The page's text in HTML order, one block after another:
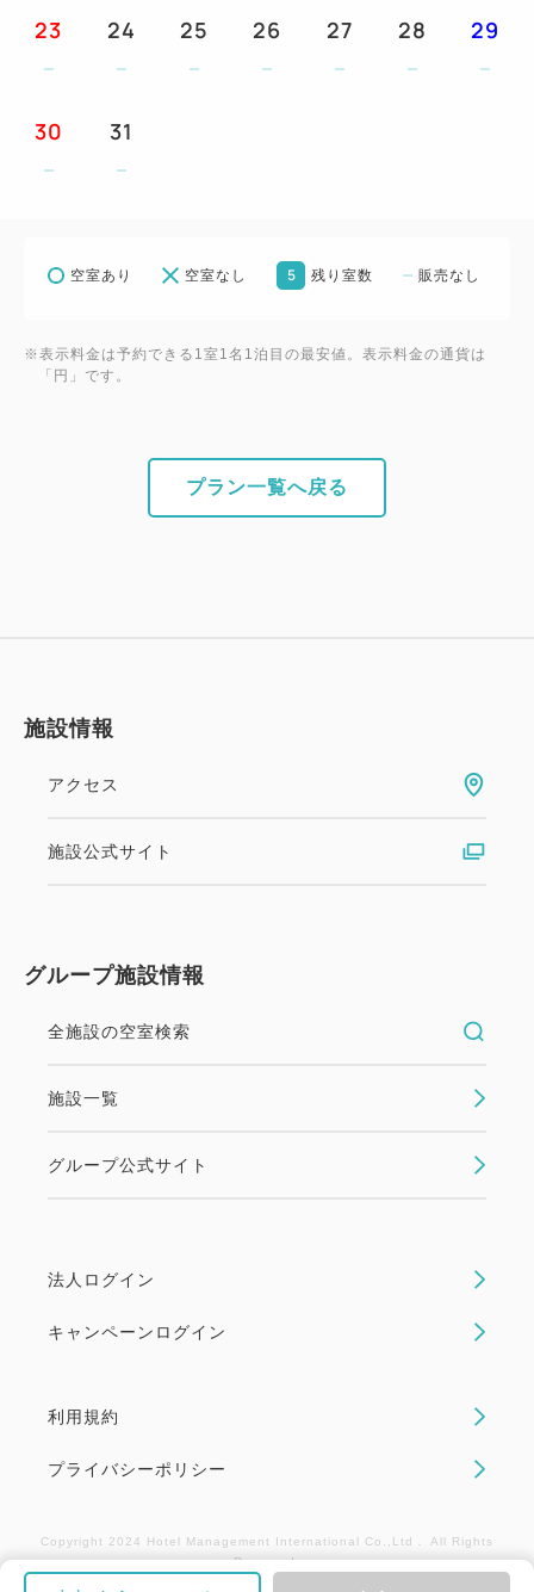
ご案内 ※予めご了承ください
☆お食事券、チケットはチェックイン時お渡しいたし
ます。
☆レストランは貸切りやその他の事情により一般営業
☆当ホテルではお車でご来館の場合、駐車場料金を1
泊/1台につき500円頂戴いたしております (最大
□14～3日前まで、 宿泊料総額の30％
□2日前、宿泊料総額の40％
□前日、宿泊料総額の50％
□ご連絡なしの不泊、宿泊料総額の100％
はありません。
ご人数も含む）が生じた場合には、予約の取り直し
注意ください。
23 24 25 26 27 28 29
30 31
空室あり 空室なし 5 残り室数 販売なし
※表示料金は予約できる1室1名1泊目の最安値。表示料金の通貨は
「円」です。
プラン一覧へ戻る
施設情報
アクセス
施設公式サイト
グループ施設情報
全施設の空室検索
施設一覧
グループ公式サイト
法人ログイン
キャンペーンログイン
利用規約
プライバシーポリシー
Copyright 2024 Hotel Management International Co.,Ltd． All Rights
Reserved.